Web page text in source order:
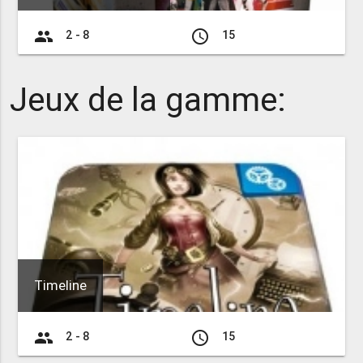
group 2 - 8 access_time 15
Jeux de la gamme:
Timeline
group 2 - 8 access_time 15